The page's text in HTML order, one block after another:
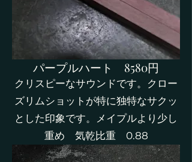
​パープルハート 8580円
クリスピーなサウンドです。クロー
ズリムショットが特に独特なサクッ
とした印象です。メイプルより少し
重め 気乾比重 0.88